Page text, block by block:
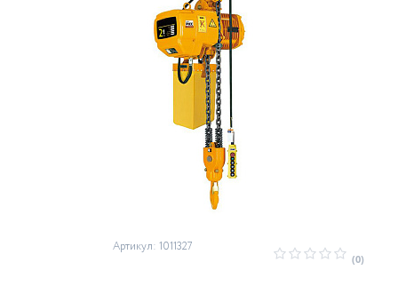
Артикул: 1011327
(0)